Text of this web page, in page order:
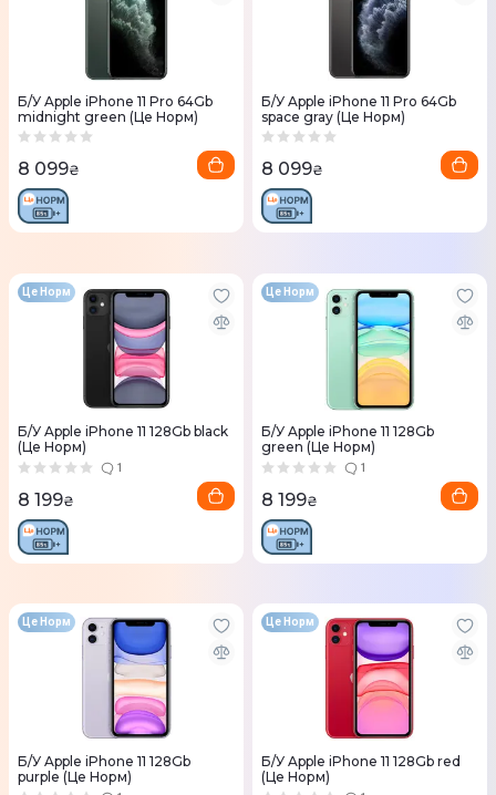
Б/У Apple iPhone 11 Pro 64Gb
midnight green (Це Норм)
8 099₴
Б/У Apple iPhone 11 Pro 64Gb
space gray (Це Норм)
8 099₴
Б/У Apple iPhone 11 128Gb black
(Це Норм)
1
Це Норм
8 199₴
Б/У Apple iPhone 11 128Gb
green (Це Норм)
1
Це Норм
8 199₴
Б/У Apple iPhone 11 128Gb
purple (Це Норм)
Це Норм
Б/У Apple iPhone 11 128Gb red
(Це Норм)
Це Норм